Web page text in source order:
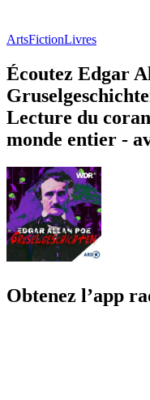
ArtsFictionLivres
Écoutez Edgar
Lecture du
monde entier -
Obtenez l’app